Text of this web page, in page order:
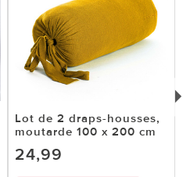
Lot de 2 draps-housses,
moutarde 100 x 200 cm
24,99